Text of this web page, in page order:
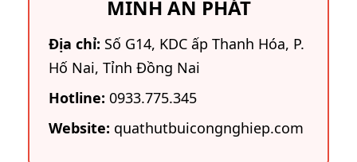
MINH AN PHÁT
Địa chỉ: Số G14, KDC ấp Thanh Hóa, P.
Hố Nai, Tỉnh Đồng Nai
Hotline: 0933.775.345
Website: quathutbuicongnghiep.com